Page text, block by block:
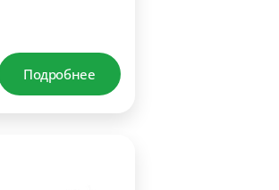
Подробнее